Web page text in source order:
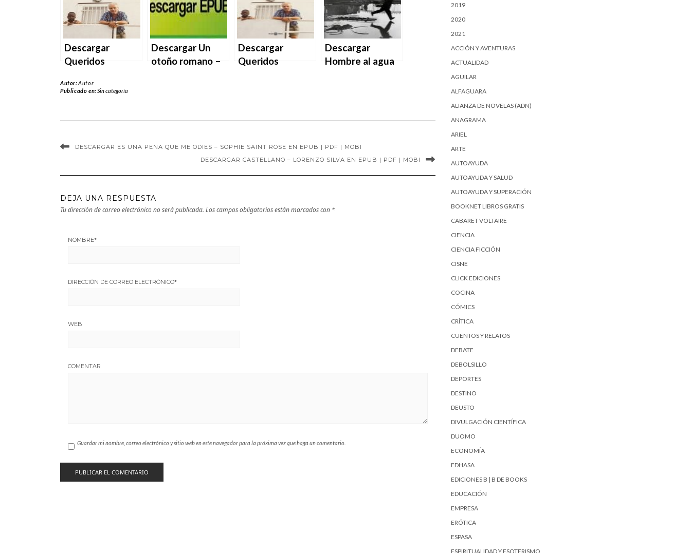
Descargar
Queridos
Javier Reverte en
Descargar Un
otoño romano –
Descargar
Queridos
Descargar
Hombre al agua
Autor:Autor
Publicado en:Sin categoría
DESCARGAR ES UNA PENA QUE ME ODIES – SOPHIE SAINT ROSE EN EPUB | PDF | MOBI
DESCARGAR CASTELLANO – LORENZO SILVA EN EPUB | PDF | MOBI
DEJA UNA RESPUESTA
Tu dirección de correo electrónico no será publicada. Los campos obligatorios están marcados con *
NOMBRE*
DIRECCIÓN DE CORREO ELECTRÓNICO*
WEB
COMENTAR
Guardar mi nombre, correo electrónico y sitio web en este navegador para la próxima vez que haga un comentario.
2019
2020
2021
ACCIÓN Y AVENTURAS
ACTUALIDAD
AGUILAR
ALFAGUARA
ALIANZA DE NOVELAS (ADN)
ANAGRAMA
ARIEL
ARTE
AUTOAYUDA
AUTOAYUDA Y SALUD
AUTOAYUDA Y SUPERACIÓN
BOOKNET LIBROS GRATIS
CABARET VOLTAIRE
CIENCIA
CIENCIA FICCIÓN
CISNE
CLICK EDICIONES
COCINA
CÓMICS
CRÍTICA
CUENTOS Y RELATOS
DEBATE
DEBOLSILLO
DEPORTES
DESTINO
DEUSTO
DIVULGACIÓN CIENTÍFICA
DUOMO
ECONOMÍA
EDHASA
EDICIONES B | B DE BOOKS
EDUCACIÓN
EMPRESA
ERÓTICA
ESPASA
ESPIRITUALIDAD Y ESOTERISMO